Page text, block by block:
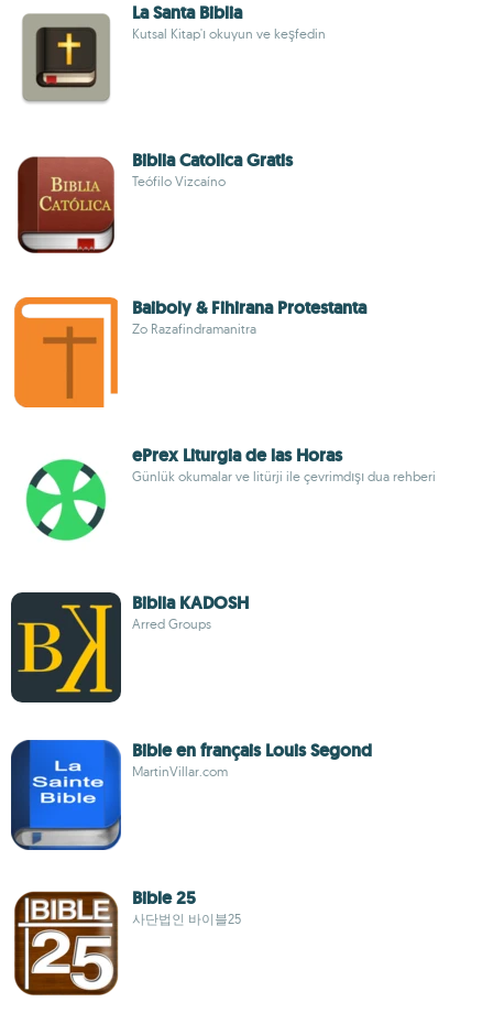
La Santa Biblia
Kutsal Kitap'ı okuyun ve keşfedin
Biblia Catolica Gratis
Teófilo Vizcaíno
Baiboly & Fihirana Protestanta
Zo Razafindramanitra
ePrex Liturgia de las Horas
Günlük okumalar ve litürji ile çevrimdışı dua rehberi
Biblia KADOSH
Arred Groups
Bible en français Louis Segond
MartinVillar.com
Bible 25
사단법인 바이블25